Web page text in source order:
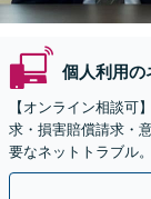
個人利用の
【オンライン相談可
求・損害賠償請求・
要なネットトラブル
解決に向けた対応を